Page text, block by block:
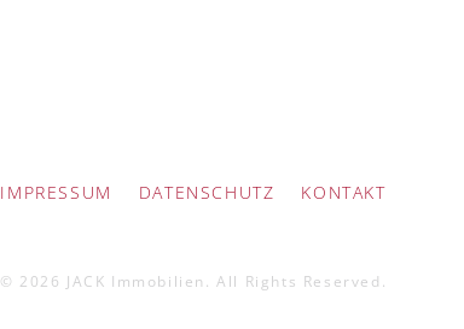
IMPRESSUM DATENSCHUTZ KONTAKT
© 2026 JACK Immobilien. All Rights Reserved.